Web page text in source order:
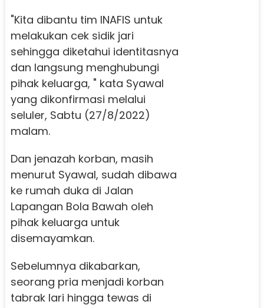
"Kita dibantu tim INAFIS untuk
melakukan cek sidik jari
sehingga diketahui identitasnya
dan langsung menghubungi
pihak keluarga, " kata Syawal
yang dikonfirmasi melalui
seluler, Sabtu (27/8/2022)
malam.
Dan jenazah korban, masih
menurut Syawal, sudah dibawa
ke rumah duka di Jalan
Lapangan Bola Bawah oleh
pihak keluarga untuk
disemayamkan.
Sebelumnya dikabarkan,
seorang pria menjadi korban
tabrak lari hingga tewas di